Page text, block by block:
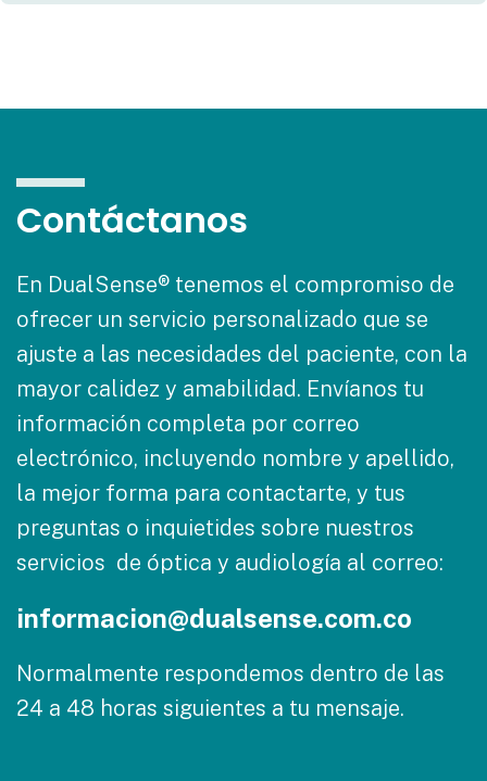
Contáctanos
En DualSense® tenemos el compromiso de
ofrecer un servicio personalizado que se
ajuste a las necesidades del paciente, con la
mayor calidez y amabilidad. Envíanos tu
información completa por correo
electrónico, incluyendo nombre y apellido,
la mejor forma para contactarte, y tus
preguntas o inquietides sobre nuestros
servicios de óptica y audiología al correo:
informacion@dualsense.com.co
Normalmente respondemos dentro de las
24 a 48 horas siguientes a tu mensaje.